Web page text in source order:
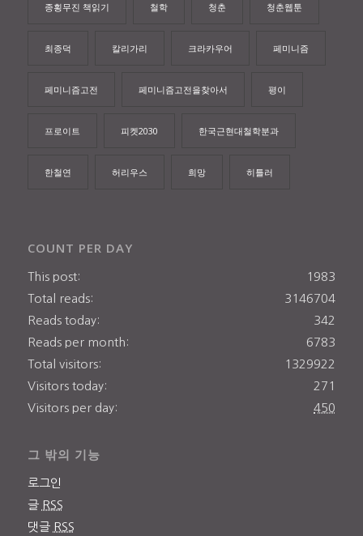
종횡무진 책읽기 철학 청춘 청춘웹툰
최종덕 칼리가리 크라카우어 페미니즘
페미니즘고전 페미니즘고전을찾아서 평이
프로이트 피켓2030 한국근현대철학분과
한철연 허리우스 희망 히틀러
COUNT PER DAY
1983
This post:
3146704
Total reads:
342
Reads today:
6783
Reads per month:
1329922
Total visitors:
271
Visitors today:
450
Visitors per day:
그 밖의 기능
로그인
글 RSS
댓글 RSS